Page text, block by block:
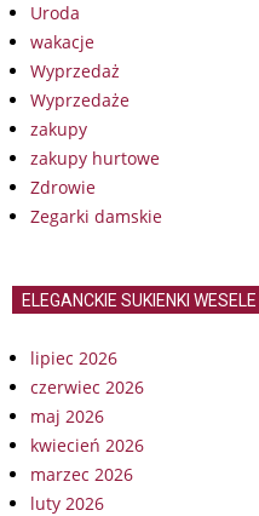
Uroda
wakacje
Wyprzedaż
Wyprzedaże
zakupy
zakupy hurtowe
Zdrowie
Zegarki damskie
ELEGANCKIE SUKIENKI WESELE
lipiec 2026
czerwiec 2026
maj 2026
kwiecień 2026
marzec 2026
luty 2026